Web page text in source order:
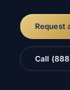
Request
Call